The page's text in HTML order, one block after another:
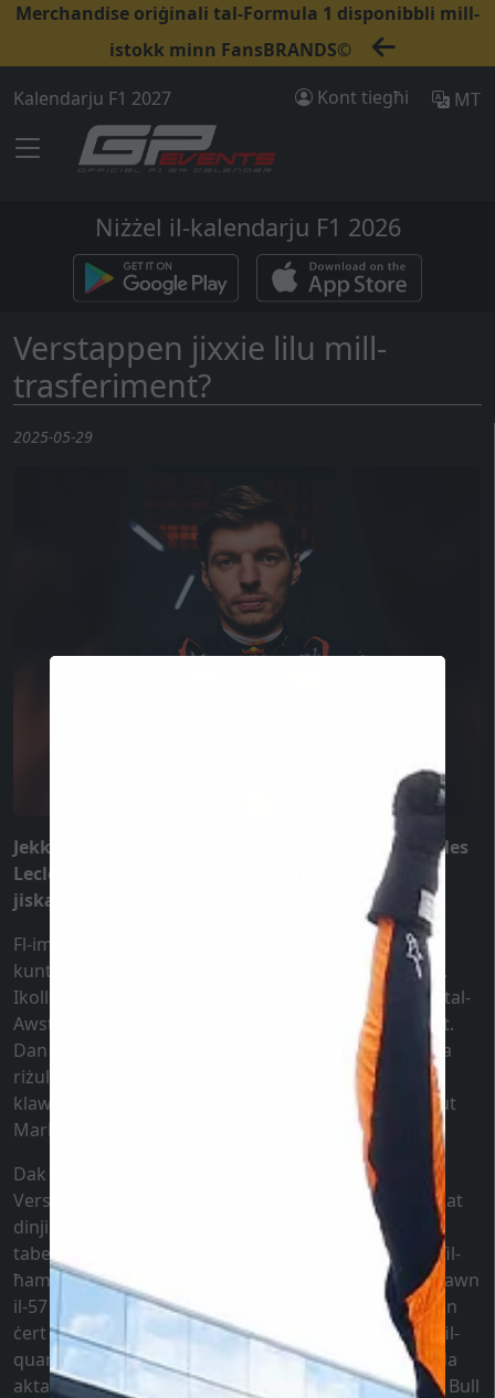
Merchandise oriġinali tal-Formula 1 disponibbli mill-
istokk minn FansBRANDS©
Kalendarju F1 2027 Kont tiegħi MT
Niżżel il-kalendarju F1 2026
Verstappen jixxie lilu mill-
trasferiment?
2025-05-29
Jekk Max Verstappen ikun 50 punt quddiem Charles
Leclerc wara l-GP ta' Spanja, allura prattikament
jiskarta l-possibbiltà ta' trasferiment.
Fl-imgħoddi, kien aħbar kbira li Verstappen ffirmat
kuntratt giganti mal-Red Bull sa tmiem l-2028. Iżda...
Ikollu klawsola li, jekk ismu ma jidhirx fil-top4 fil-GP tal-
Awstrija tal-2025, allura jsir disponibbli għall-akkwist.
Dan il-kuntratt ġie aġġustat is-sena li għaddiet bħala
riżultat tal-iskandlu ta' Horner, iżda biss il-parti tal-
klawsola li tgħid li l-pilota jista' jitlaq anki jekk Helmut
Marko jitlaq mill-Red Bull Racing.
Dak li ma ġiex deċiż f’dak iż-żmien jista’ jsir issa:
Verstappen jinsab fit-tielet post fil-punt tal-kampjonat
dinji, 25 punt lura minn Oscar Piastri li qed imexxi t-
tabella, u 57 punt quddiem Charles Leclerc li jinsab fil-
ħames post. Bħalma semmejna fil-bidu, jekk minn dawn
il-57 punt, 50 jibqgħu wara l-GP ta' Spanja, allura jkun
ċert li wara l-aħħar tnejn tal-competizzjoni, se jkun fil-
quarta post. U allura għal sena ma jkun hemm l-ebda
aktar spekulazzjoni, Max Verstappen jibqa' mal-Red Bull